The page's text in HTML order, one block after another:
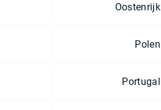
Oostenrijk
Polen
Portugal